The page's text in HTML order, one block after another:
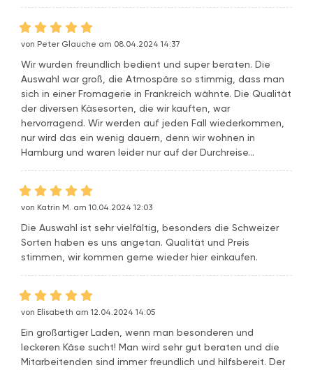
von Peter Glauche am 08.04.2024 14:37
Wir wurden freundlich bedient und super beraten. Die
Auswahl war groß, die Atmospäre so stimmig, dass man
sich in einer Fromagerie in Frankreich wähnte. Die Qualität
der diversen Käsesorten, die wir kauften, war
hervorragend. Wir werden auf jeden Fall wiederkommen,
nur wird das ein wenig dauern, denn wir wohnen in
Hamburg und waren leider nur auf der Durchreise...
von Katrin M. am 10.04.2024 12:03
Die Auswahl ist sehr vielfältig, besonders die Schweizer
Sorten haben es uns angetan. Qualität und Preis
stimmen, wir kommen gerne wieder hier einkaufen.
von Elisabeth am 12.04.2024 14:05
Ein großartiger Laden, wenn man besonderen und
leckeren Käse sucht! Man wird sehr gut beraten und die
Mitarbeitenden sind immer freundlich und hilfsbereit. Der